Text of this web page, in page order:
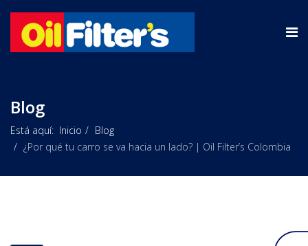
Blog
Está aquí: Inicio
Blog
¿Por qué tu carro se va hacia un lado? | Oil Filter’s Colombia